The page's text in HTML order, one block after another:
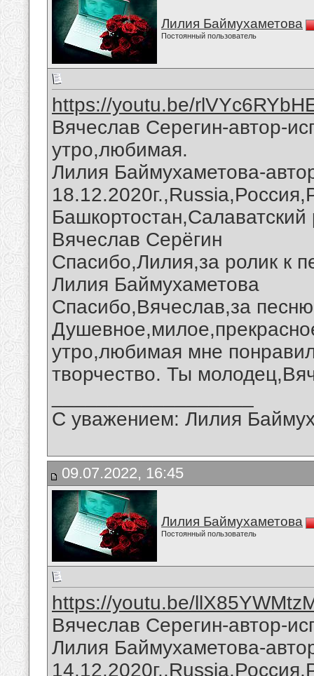
Лилия Баймухаметова
Постоянный пользователь
https://youtu.be/
Вячеслав Серегин-автор-
утро,любимая.
Лилия Баймухаметова-
Вячеслав Серёгин
Спасибо,Лилия,за ролик к
Лилия Баймухаметова
Спасибо,Вячеслав,за
утро,любимая мне
творчество. Ты
С уважением: Лилия
09.07.2022, 16:45
Лилия Баймухаметова
Постоянный пользователь
https://youtu.be/
Вячеслав Серегин-автор-
Лилия Баймухаметова-